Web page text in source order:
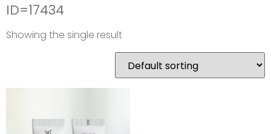
ID=17434
Showing the single result